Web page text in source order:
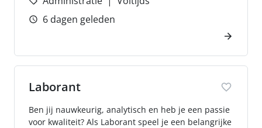
6 dagen geleden
Laborant
Ben jij nauwkeurig, analytisch en heb je een passie
voor kwaliteit? Als Laborant speel je een belangrijke